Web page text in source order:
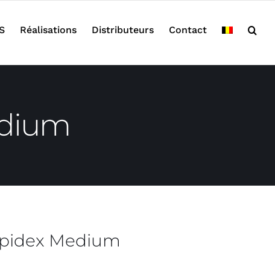
Réalisations Distributeurs Contact
Medium